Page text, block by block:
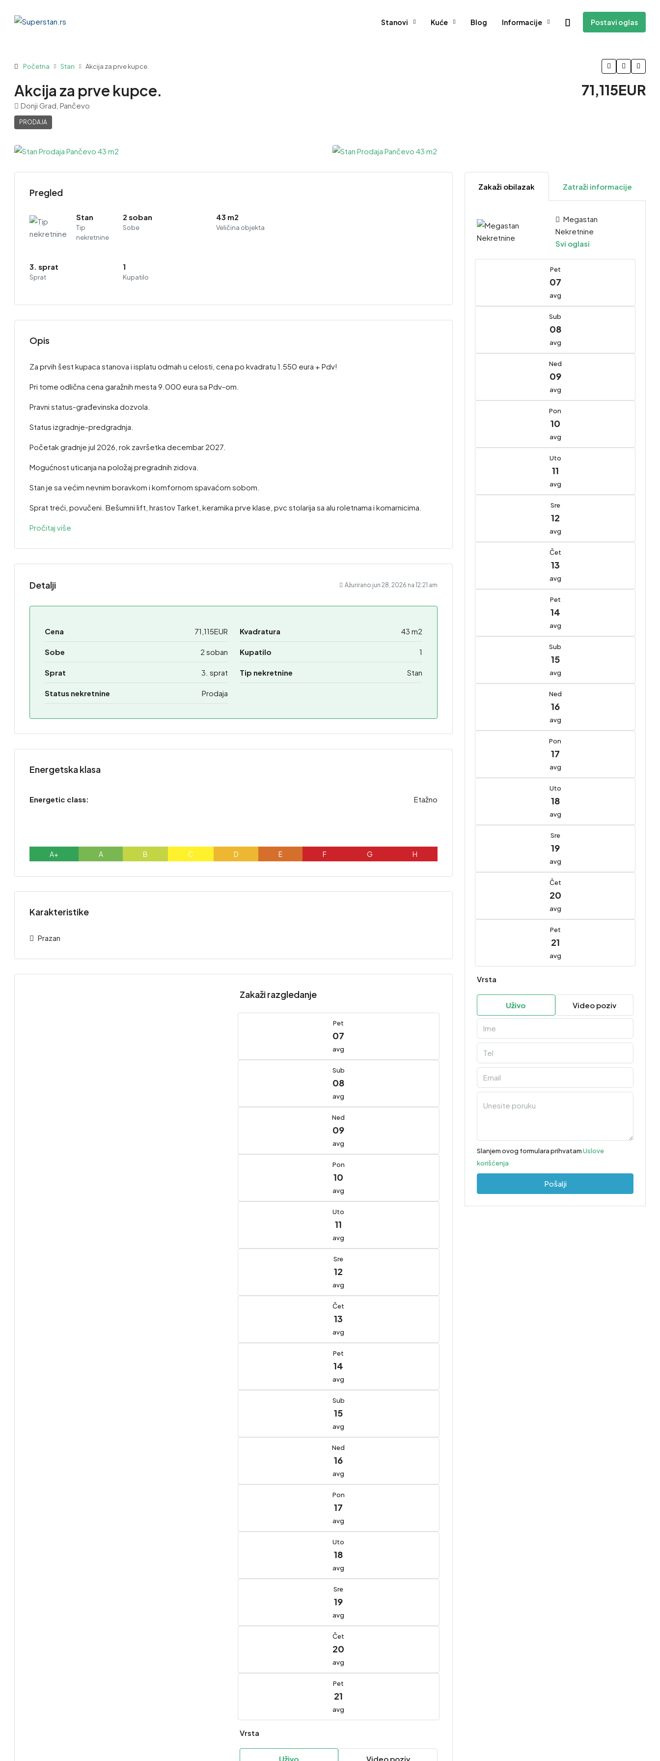
Stanovi Kuće Blog Informacije Postavi oglas
Početna Stan Akcija za prve kupce.
Akcija za prve kupce.
Donji Grad, Pančevo
PRODAJA
71,115EUR
Pregled
Stan
Tip
nekretnine
2 soban
Sobe
43 m2
Veličina objekta
3. sprat
Sprat
1
Kupatilo
Opis
Za prvih šest kupaca stanova i isplatu odmah u celosti, cena po kvadratu 1.550 eura + Pdv!
Pri tome odlična cena garažnih mesta 9.000 eura sa Pdv-om.
Pravni status-građevinska dozvola.
Status izgradnje-predgradnja.
Početak gradnje jul 2026, rok završetka decembar 2027.
Mogućnost uticanja na položaj pregradnih zidova.
Stan je sa većim nevnim boravkom i komfornom spavaćom sobom.
Sprat treći, povučeni. Bešumni lift, hrastov Tarket, keramika prve klase, pvc stolarija sa alu roletnama i komarnicima.
Pročitaj više
Detalji Ažurirano jun 28, 2026 na 12:21 am
Cena 71,115EUR Kvadratura 43 m2
Sobe 2 soban Kupatilo 1
Sprat 3. sprat Tip nekretnine Stan
Status nekretnine Prodaja
Energetska klasa
Energetic class: Etažno
A+ A B C D E F G H
Karakteristike
Prazan
Zakaži razgledanje
Pet
07
avg
Sub
08
avg
Ned
09
avg
Pon
10
avg
Uto
11
avg
Sre
12
avg
Čet
13
avg
Pet
14
avg
Sub
15
avg
Ned
16
avg
Pon
17
avg
Uto
18
avg
Sre
19
avg
Čet
20
avg
Pet
21
avg
Vrsta
Uživo Video poziv
Zakaži obilazak Zatraži informacije
Megastan
Nekretnine
Svi oglasi
Pet
07
avg
Sub
08
avg
Ned
09
avg
Pon
10
avg
Uto
11
avg
Sre
12
avg
Čet
13
avg
Pet
14
avg
Sub
15
avg
Ned
16
avg
Pon
17
avg
Uto
18
avg
Sre
19
avg
Čet
20
avg
Pet
21
avg
Vrsta
Uživo Video poziv
Slanjem ovog formulara prihvatamUslove
korišćenja
Pošalji